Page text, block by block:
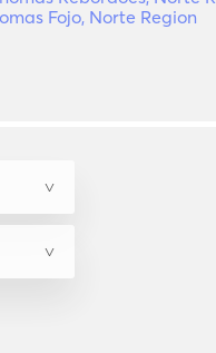
Fojo, Norte Region